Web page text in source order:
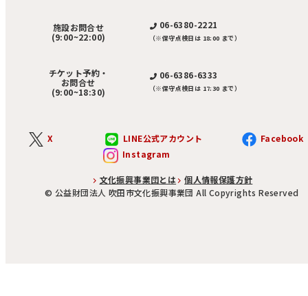
施設お問合せ
(9:00~22:00)
06-6380-2221
（※保守点検日は 18:00 まで）
チケット予約・
お問合せ
(9:00~18:30)
06-6386-6333
（※保守点検日は 17:30 まで）
X LINE公式アカウント
Facebook
Instagram
©︎ 公益財団法人 吹田市文化振興事業団 All Copyrights Reserved
文化振興事業団とは 個人情報保護方針